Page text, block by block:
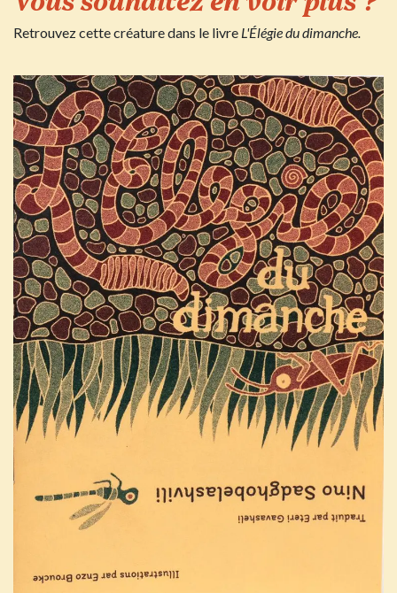
Retrouvez cette créature dans le livre L'Élégie du dimanche.